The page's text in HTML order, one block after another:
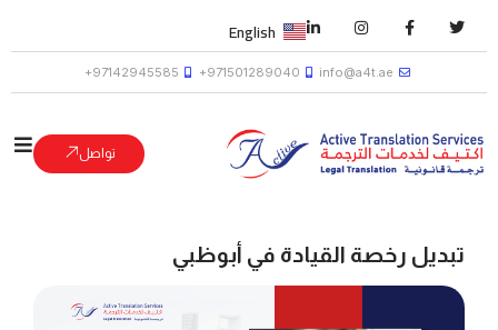
info@a4t.ae
971501289040+
97142945585+
English
تواصل
تبديل رخصة القيادة في أبوظبي